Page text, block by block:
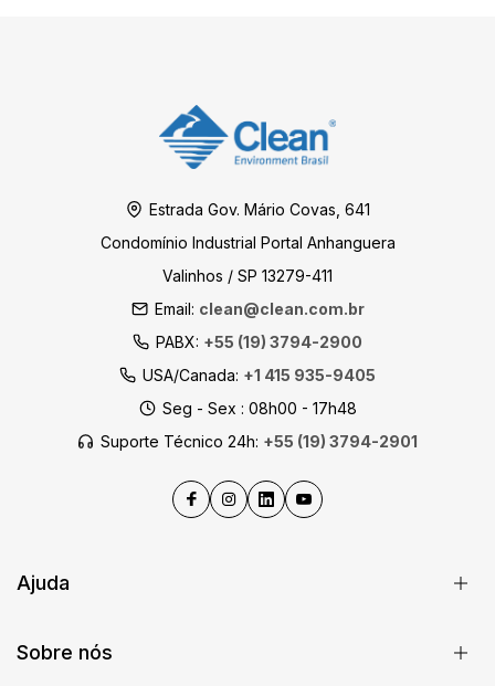
Estrada Gov. Mário Covas, 641
Condomínio Industrial Portal Anhanguera
Valinhos / SP 13279-411
Email: clean@clean.com.br
PABX: +55 (19) 3794-2900
USA/Canada: +1 415 935-9405
Seg - Sex : 08h00 - 17h48
Suporte Técnico 24h: +55 (19) 3794-2901
Ajuda
Sobre nós